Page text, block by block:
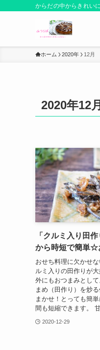
からだの中からきれい
ホーム 2020年 12月
2020年12月
「クルミ入り田
から時短で簡単☆
おせち料理に欠かせ
ルミ入りの田作りが
外にもおつまみとし
まめ（田作り）を炒
まかせ！とっても簡
間も短縮できます。
2020-12-29